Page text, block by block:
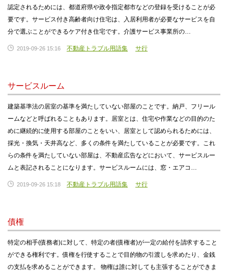
認定されるためには、都道府県や政令指定都市などの登録を受けることが必
要です。サービス付き高齢者向け住宅は、入居利用者が必要なサービスを自
分で選ぶことができるケア付き住宅です。介護サービス事業所の…
2019-09-26 15:16 不動産トラブル用語集 サ行
サービスルーム
建築基準法の居室の基準を満たしていない部屋のことです。納戸、フリール
ームなどと呼ばれることもあります。居室とは、住宅や作業などの目的のた
めに継続的に使用する部屋のことをいい、居室として認められるためには、
採光・換気・天井高など、多くの条件を満たしていることが必要です。これ
らの条件を満たしていない部屋は、不動産広告などにおいて、サービスルー
ムと表記されることになります。サービスルームには、窓・エアコ…
2019-09-26 15:18 不動産トラブル用語集 サ行
債権
特定の相手(債務者)に対して、特定の者(債権者)が一定の給付を請求すること
ができる権利です。債権を行使することで目的物の引渡しを求めたり、金銭
の支払を求めることができます。 物権は誰に対しても主張することができま